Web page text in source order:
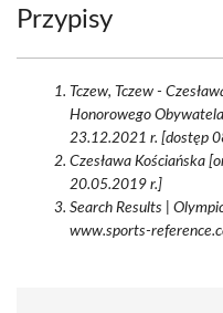
Przypisy
Tczew, Tczew -
Honorowego
23.12.2021 r. [dostęp
Czesława Kościańska
20.05.2019 r.]
Search Results |
www.sports-